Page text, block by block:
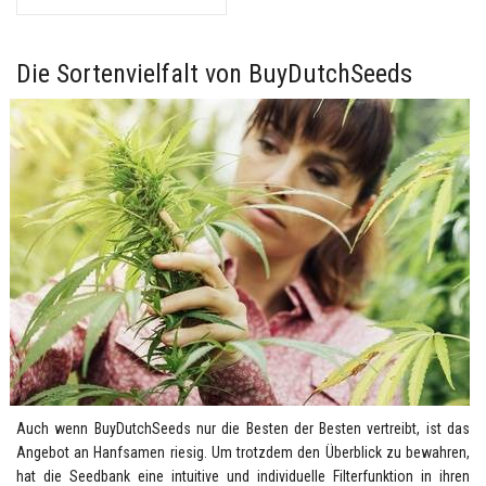
Die Sortenvielfalt von BuyDutchSeeds
Auch wenn BuyDutchSeeds nur die Besten der Besten vertreibt, ist das
Angebot an Hanfsamen riesig. Um trotzdem den Überblick zu bewahren,
hat die Seedbank eine intuitive und individuelle Filterfunktion in ihren